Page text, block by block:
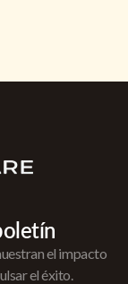
el impacto
el éxito.